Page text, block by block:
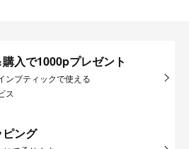
入で1000pプレゼント
ンブティックで使える
ス
ング